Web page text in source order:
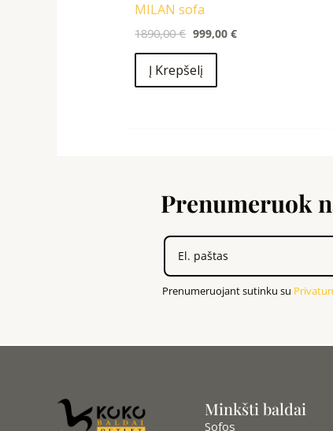
MILAN sofa
1890,00€ 999,00€
Į Krepšelį
Prenumeruok
Prenumeruojant sutinku su
Minkšti baldai
Sofos